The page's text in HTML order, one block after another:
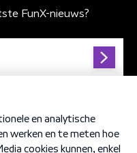
FunX-nieuws?